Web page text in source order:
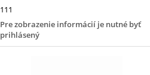
111
Pre zobrazenie informácií je nutné byť
prihlásený